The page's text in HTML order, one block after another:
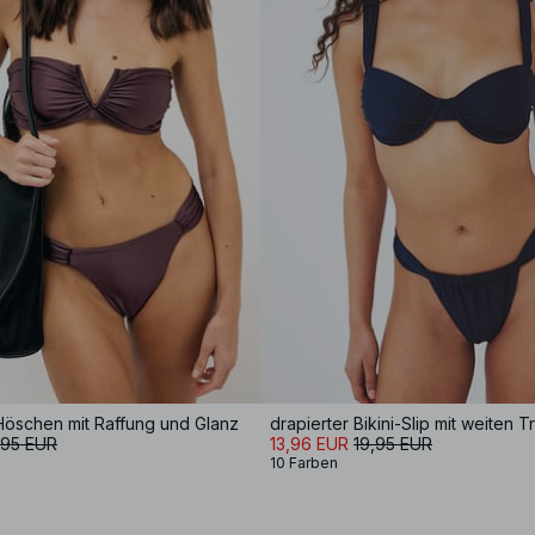
mit Raffung und Glanz
EUR
drapierter Bikini-Slip mit weiten
13,96 EUR 19,95 EUR
10 Farben